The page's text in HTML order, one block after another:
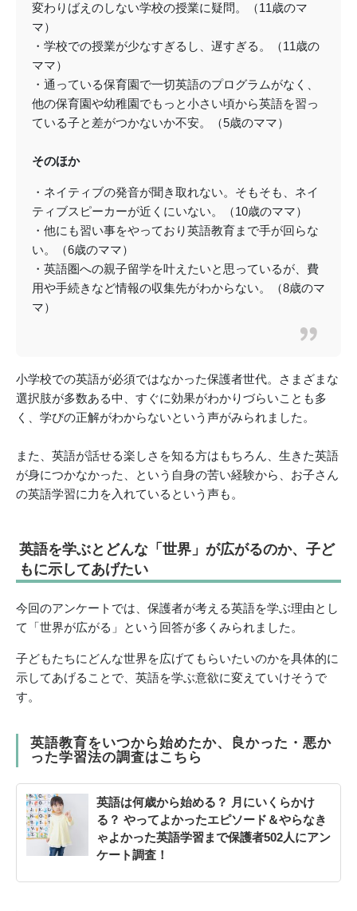
変わりばえのしない学校の授業に疑問。（11歳のマ
マ）
・学校での授業が少なすぎるし、遅すぎる。（11歳の
ママ）
・通っている保育園で一切英語のプログラムがなく、
他の保育園や幼稚園でもっと小さい頃から英語を習っ
ている子と差がつかないか不安。（5歳のママ）
そのほか
・ネイティブの発音が聞き取れない。そもそも、ネイ
ティブスピーカーが近くにいない。（10歳のママ）
・他にも習い事をやっており英語教育まで手が回らな
い。（6歳のママ）
・英語圏への親子留学を叶えたいと思っているが、費
用や手続きなど情報の収集先がわからない。（8歳のマ
マ）
小学校での英語が必須ではなかった保護者世代。さまざまな
選択肢が多数ある中、すぐに効果がわかりづらいことも多
く、学びの正解がわからないという声がみられました。
また、英語が話せる楽しさを知る方はもちろん、生きた英語
が身につかなかった、という自身の苦い経験から、お子さん
の英語学習に力を入れているという声も。
英語を学ぶとどんな「世界」が広がるのか、子ど
もに示してあげたい
今回のアンケートでは、保護者が考える英語を学ぶ理由とし
て「世界が広がる」という回答が多くみられました。
子どもたちにどんな世界を広げてもらいたいのかを具体的に
示してあげることで、英語を学ぶ意欲に変えていけそうで
す。
英語教育をいつから始めたか、良かった・悪か
った学習法の調査はこちら
英語は何歳から始める？ 月にいくらかけ
る？ やってよかったエピソード＆やらなき
ゃよかった英語学習まで保護者502人にアン
ケート調査！